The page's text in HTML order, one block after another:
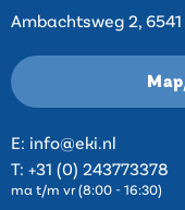
Ambachtsweg 2,
E: info@eki.nl
T: +31 (0) 243773378
ma t/m vr (8:00 - 16:30)